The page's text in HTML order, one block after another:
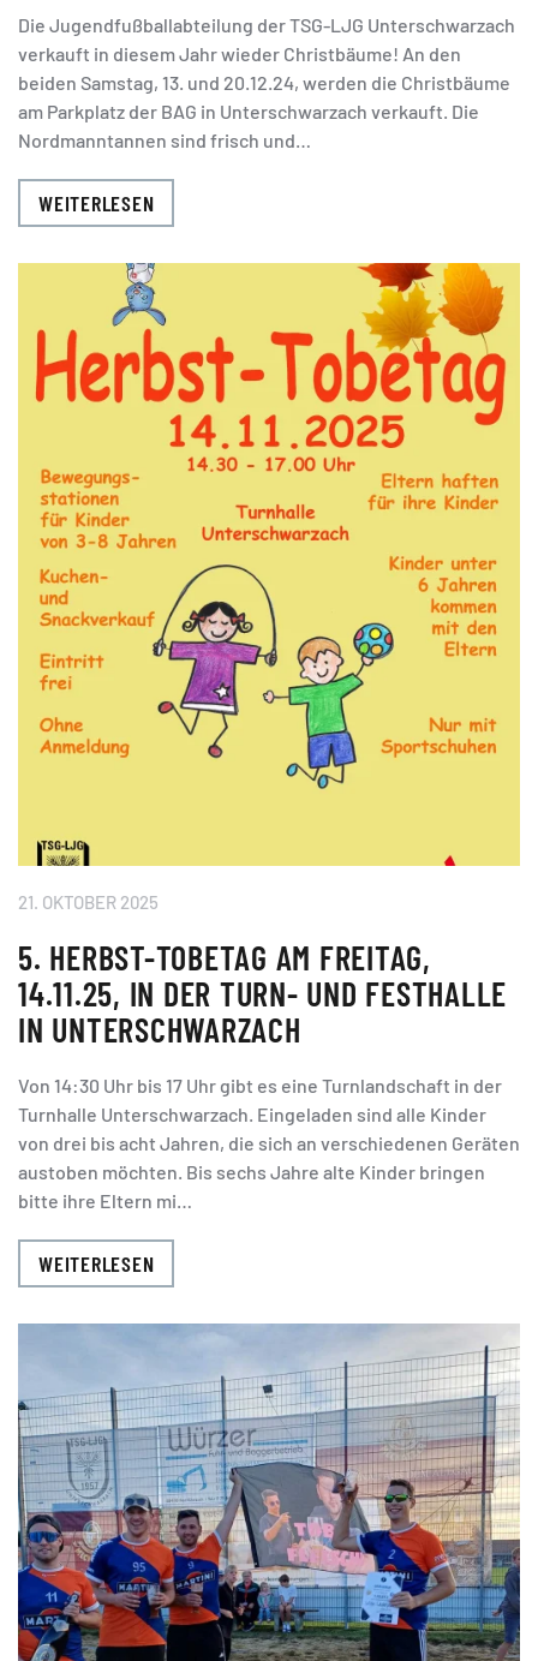
Die Jugendfußballabteilung der TSG-LJG Unterschwarzach
verkauft in diesem Jahr wieder Christbäume! An den
beiden Samstag, 13. und 20.12.24, werden die Christbäume
am Parkplatz der BAG in Unterschwarzach verkauft. Die
Nordmanntannen sind frisch und…
WEITERLESEN
21. OKTOBER 2025
5. HERBST-TOBETAG AM FREITAG,
14.11.25, IN DER TURN- UND FESTHALLE
IN UNTERSCHWARZACH
Von 14:30 Uhr bis 17 Uhr gibt es eine Turnlandschaft in der
Turnhalle Unterschwarzach. Eingeladen sind alle Kinder
von drei bis acht Jahren, die sich an verschiedenen Geräten
austoben möchten. Bis sechs Jahre alte Kinder bringen
bitte ihre Eltern mi…
WEITERLESEN